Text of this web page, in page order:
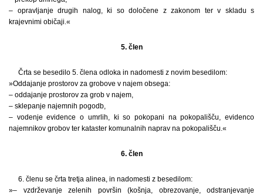
– opravljanje drugih nalog, ki so določene z zakonom ter v skladu s
krajevnimi običaji.«
5. člen
Črta se besedilo 5. člena odloka in nadomesti z novim besedilom:
»Oddajanje prostorov za grobove v najem obsega:
– oddajanje prostorov za grob v najem,
– sklepanje najemnih pogodb,
– vodenje evidence o umrlih, ki so pokopani na pokopališču, evidenco
najemnikov grobov ter kataster komunalnih naprav na pokopališču.«
6. člen
6. členu se črta tretja alinea, in nadomesti z besedilom:
»– vzdrževanje zelenih površin (košnja, obrezovanje, odstranjevanje